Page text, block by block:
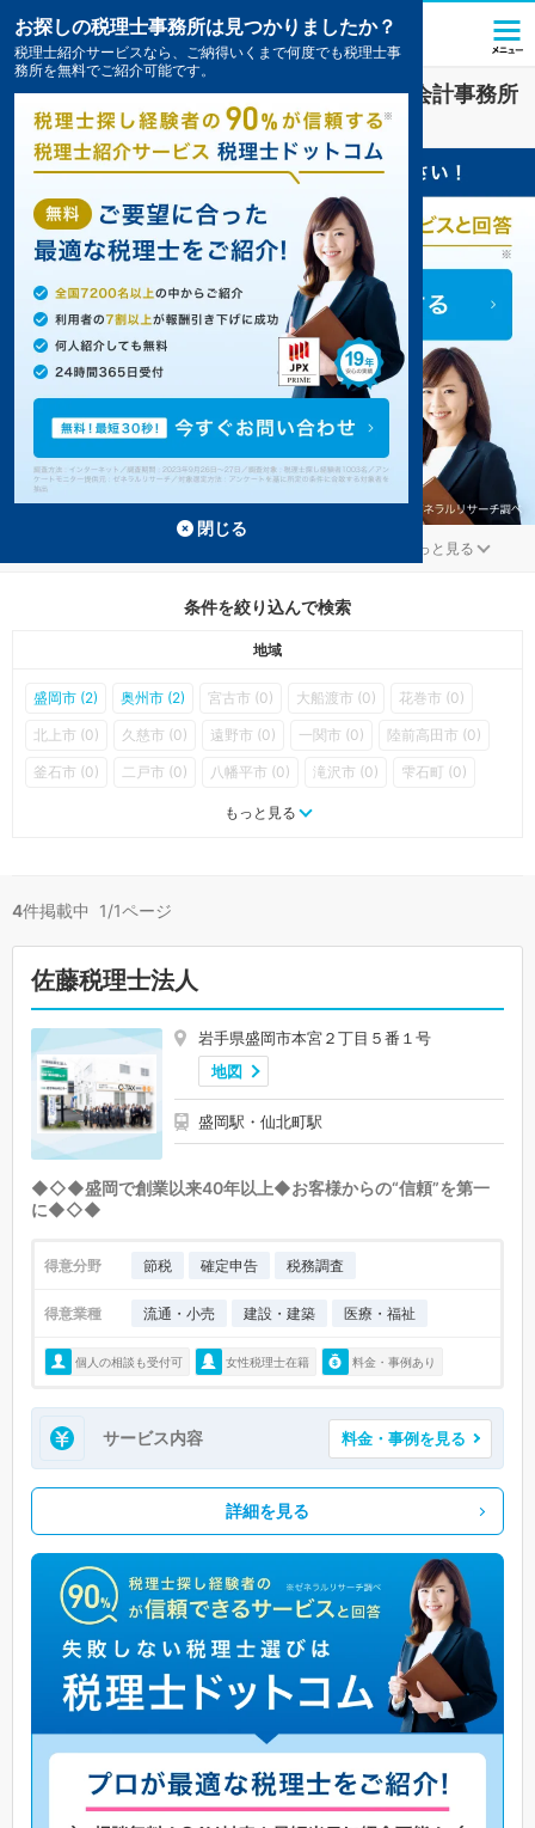
流通・小売業界に強い岩手県の税理士・会計事務所
の一覧4件掲載中
もっと見る
条件を絞り込んで検索
地域
盛岡市 (2) 奥州市 (2) 宮古市 (0) 大船渡市 (0) 花巻市 (0)
北上市 (0) 久慈市 (0) 遠野市 (0) 一関市 (0) 陸前高田市 (0)
釜石市 (0) 二戸市 (0) 八幡平市 (0) 滝沢市 (0) 雫石町 (0)
紫波町 (0) 矢巾町 (0)
九戸村 (0) 洋野町 (0)
もっと見る
4件掲載中 1/1ページ
佐藤税理士法人
岩手県盛岡市本宮２丁目５番１号
地図
盛岡駅・仙北町駅
◆◇◆盛岡で創業以来40年以上◆お客様からの“信頼”を第一
に◆◇◆
得意分野 節税 確定申告 税務調査
得意業種 流通・小売 建設・建築 医療・福祉
個人の相談も受付可 女性税理士在籍 料金・事例あり
サービス内容 料金・事例を見る
詳細を見る
お探しの税理士事務所は見つかりましたか？
税理士紹介サービスなら、ご納得いくまで何度でも税理士事
務所を無料でご紹介可能です。
閉じる